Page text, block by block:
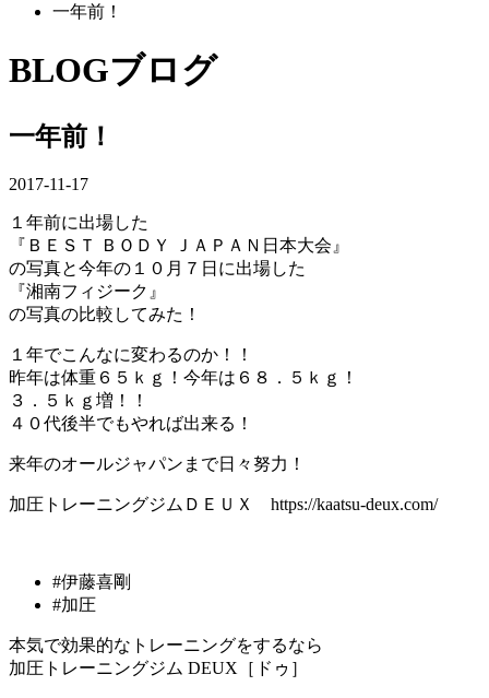
一年前！
BLOGブログ
一年前！
2017-11-17
１年前に出場した
『ＢＥＳＴ ＢＯＤＹ ＪＡＰＡＮ日本大会』
の写真と今年の１０月７日に出場した
『湘南フィジーク』
の写真の比較してみた！
１年でこんなに変わるのか！！
昨年は体重６５ｋｇ！今年は６８．５ｋｇ！
３．５ｋｇ増！！
４０代後半でもやれば出来る！
来年のオールジャパンまで日々努力！
加圧トレーニングジムＤＥＵＸ https://kaatsu-deux.com/
#伊藤喜剛
#加圧
本気で効果的なトレーニングをするなら
加圧トレーニングジム DEUX［ドゥ］